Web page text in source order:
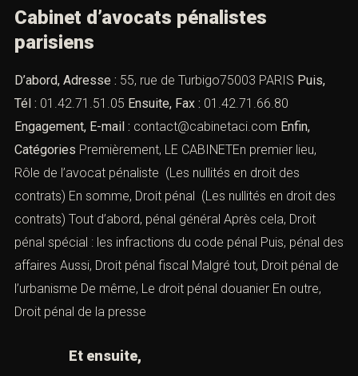
Cabinet d’avocats pénalistes
parisiens
D’abord, Adresse : 55, rue de Turbigo75003 PARIS Puis,
Tél : 01.42.71.51.05 Ensuite, Fax : 01.42.71.66.80
Engagement, E-mail : contact@cabinetaci.com Enfin,
Catégories Premièrement, LE CABINETEn premier lieu,
Rôle de l’avocat pénaliste (Les nullités en droit des
contrats) En somme, Droit pénal (Les nullités en droit des
contrats) Tout d’abord, pénal général Après cela, Droit
pénal spécial : les infractions du code pénal Puis, pénal des
affaires Aussi, Droit pénal fiscal Malgré tout, Droit pénal de
l’urbanisme De même, Le droit pénal douanier En outre,
Droit pénal de la presse
Et ensuite,